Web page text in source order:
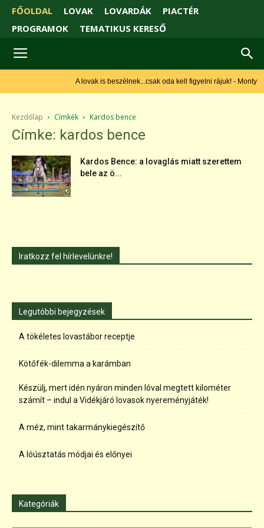
FŐOLDAL LOVAK LOVARDÁK
PIACTÉR
PROGRAMOK
TEMATIKUS KERESŐ
A lovak is beszélnek...csak oda kell figyelni rájuk! - Monty
Kezdőlap Címkék Kardos bence
Címke: kardos bence
Kardos Bence: a lovaglás miatt szerettem
bele az ö...
Iratkozz fel hírlevelünkre!
Legutóbbi bejegyzések
A tökéletes lovastábor receptje
Kötőfék-dilemma a karámban
Készülj, mert idén nyáron minden lóval megtett kilométer
számít – indul a Vidékjáró lovasok nyereményjáték!
A méz, mint takarmánykiegészítő
A lóúsztatás módjai és előnyei
Kategóriák